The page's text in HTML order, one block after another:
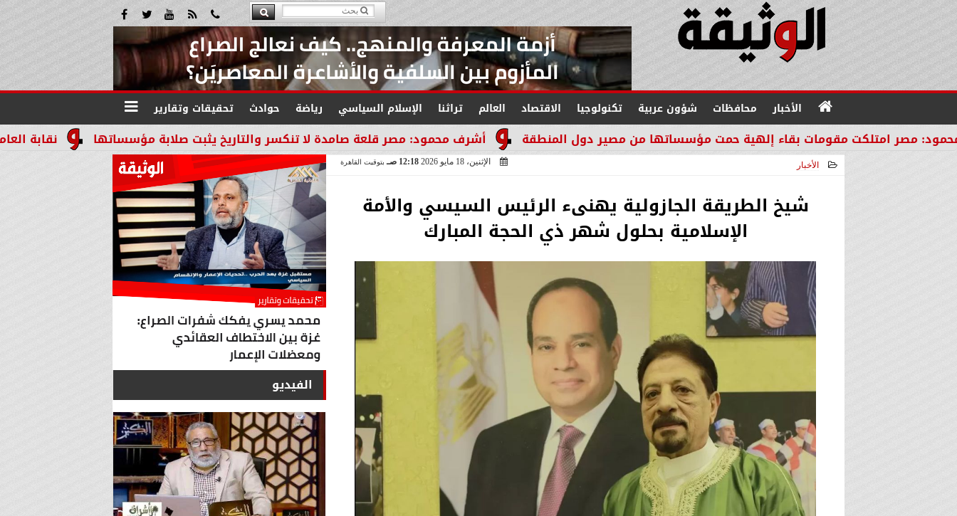
الأخبار محافظات شؤون عربية تكنولوجيا الاقتصاد العالم تراثنا الإسلام السياسي رياضة حوادث تحقيقات وتقارير
نقابة العاملين أشرف محمود: مصر قلعة صامدة لا تنكسر والتاريخ يثبت صلابة مؤسساتها مقومات بقاء إلهية حمت مؤسساتها من مصير دول المنطقة
الأخبار الإثنين، 18 مايو 2026 12:18 صـ بتوقيت القاهرة
شيخ الطريقة الجازولية يهنىء الرئيس السيسي والأمة
الإسلامية بحلول شهر ذي الحجة المبارك
الفيديو